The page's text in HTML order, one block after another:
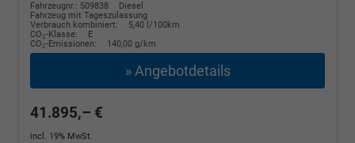
Fahrzeugnr.: 509838
Diesel
Fahrzeug mit Tageszulassung
Verbrauch kombiniert:
5,40 l/100km
CO2-Klasse:
E
CO2-Emissionen: 140,00 g/km
» Angebotdetails
41.895,– €
incl. 19% MwSt.